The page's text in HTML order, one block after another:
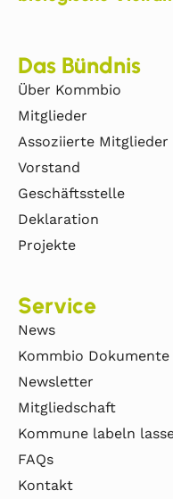
Das Bündnis
Über Kommbio
Mitglieder
Assoziierte Mitglieder
Vorstand
Geschäftsstelle
Deklaration
Projekte
Service
News
Kommbio Dokumente
Newsletter
Mitgliedschaft
Kommune labeln
FAQs
Kontakt